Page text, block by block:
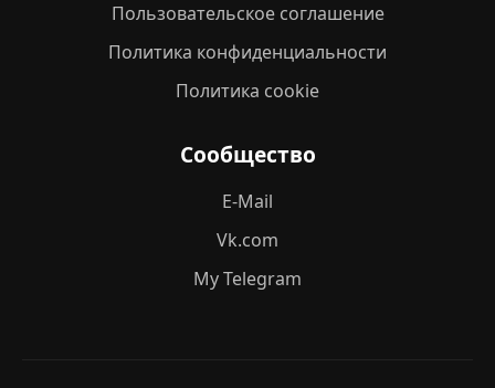
Пользовательское соглашение
Политика конфиденциальности
Политика cookie
Сообщество
E-Mail
Vk.com
My Telegram